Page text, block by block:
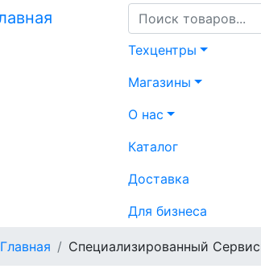
Основная
навигация
Техцентры
Магазины
О нас
Каталог
Доставка
Для бизнеса
Строка
Главная Специализированный